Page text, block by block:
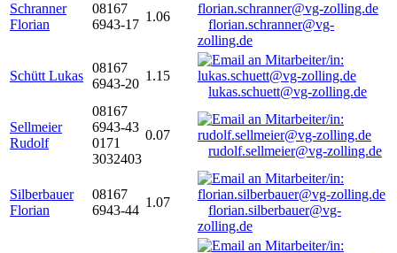
Schranner
Florian
08167
6943-17
1.06
florian.schranner@vg-
zolling.de
Schütt Lukas
08167
6943-20
1.15
lukas.schuett@vg-zolling.de
Sellmeier
Rudolf
08167
6943-43
0171
3032403
0.07
rudolf.sellmeier@vg-zolling.de
Silberbauer
Florian
08167
6943-44
1.07
florian.silberbauer@vg-
zolling.de